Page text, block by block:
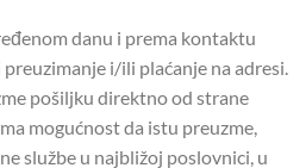
danu i prema kontaktu
i/ili plaćanje na adresi.
pošiljku direktno od strane
mogućnost da istu preuzme,
službe u najbližoj poslovnici, u